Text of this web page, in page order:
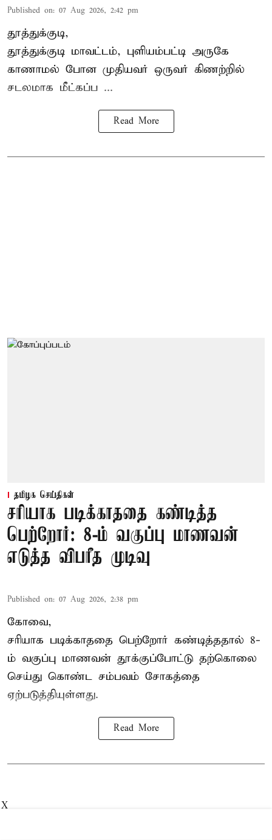
Published on: 07 Aug 2026, 2:42 pm
தூத்துக்குடி,
தூத்துக்குடி மாவட்டம், புளியம்பட்டி அருகே
காணாமல் போன முதியவர் ஒருவர் கிணற்றில்
சடலமாக மீட்கப்ப ...
Read More
தமிழக செய்திகள்
சரியாக படிக்காததை கண்டித்த
பெற்றோர்: 8-ம் வகுப்பு மாணவன்
எடுத்த விபரீத முடிவு
Published on: 07 Aug 2026, 2:38 pm
கோவை,
சரியாக படிக்காததை பெற்றோர் கண்டித்ததால் 8-
ம் வகுப்பு மாணவன் தூக்குப்போட்டு தற்கொலை
செய்து கொண்ட சம்பவம் சோகத்தை
ஏற்படுத்தியுள்ளது.
Read More
X